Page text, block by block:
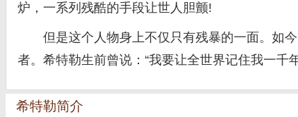
炉，一系列残酷的手段让世人胆颤!
但是这个人物身上不仅只有残暴的一面。如今
者。希特勒生前曾说：“我要让全世界记住我一
希特勒简介